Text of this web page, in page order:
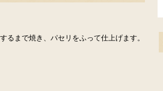
るまで焼き、パセリをふって仕上げます。